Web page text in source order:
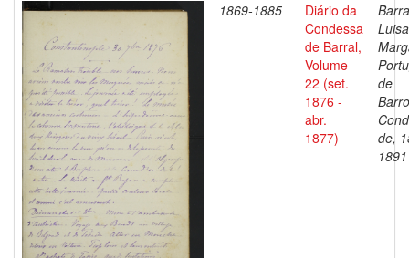
1869-1885
Diário da
Condessa
de Barral,
Volume
22 (set.
1876 -
abr.
1877)
Luisa
de
de,
1891